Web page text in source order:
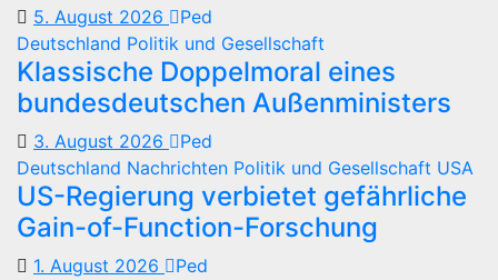
5. August 2026
Ped
Deutschland Politik und Gesellschaft
Klassische Doppelmoral eines
bundesdeutschen Außenministers
3. August 2026
Ped
Deutschland Nachrichten Politik und Gesellschaft USA
US-Regierung verbietet gefährliche
Gain-of-Function-Forschung
1. August 2026
Ped